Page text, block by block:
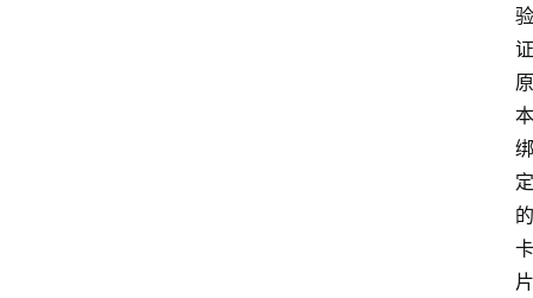
验
证
原
本
绑
定
的
卡
片